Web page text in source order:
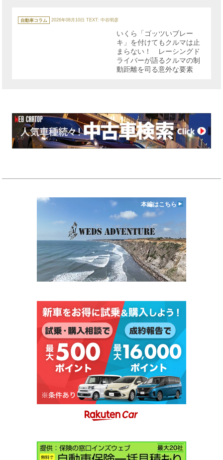
テ
ゴ
自動車コラム 2026年08月10日 TEXT: 中谷明彦
いくら「ゴッツいブレー
キ」を付けてもクルマは止
まらない！ レーシングド
ライバーが語るクルマの制
動距離を司る意外な要素
本編はこちら